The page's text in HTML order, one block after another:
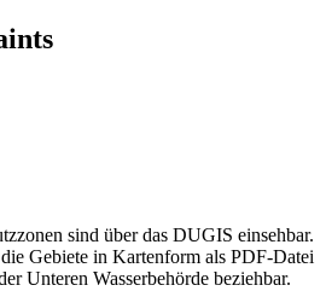
sind über das DUGIS einsehbar.
Gebiete in Kartenform als PDF-Datei
Unteren Wasserbehörde beziehbar.